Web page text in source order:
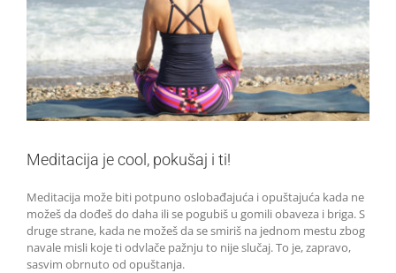
Meditacija je cool, pokušaj i ti!
Meditacija može biti potpuno oslobađajuća i opuštajuća kada ne
možeš da dođeš do daha ili se pogubiš u gomili obaveza i briga. S
druge strane, kada ne možeš da se smiriš na jednom mestu zbog
navale misli koje ti odvlače pažnju to nije slučaj. To je, zapravo,
sasvim obrnuto od opuštanja.